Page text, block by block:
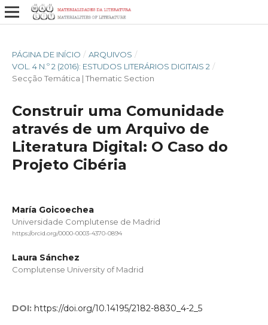
PÁGINA DE INÍCIO / ARQUIVOS /
VOL. 4 N.º 2 (2016): ESTUDOS LITERÁRIOS DIGITAIS 2 /
Secção Temática | Thematic Section
Construir uma Comunidade
através de um Arquivo de
Literatura Digital: O Caso do
Projeto Cibéria
María Goicoechea
Universidade Complutense de Madrid
https://orcid.org/0000-0003-4370-0894
Laura Sánchez
Complutense University of Madrid
DOI: https://doi.org/10.14195/2182-8830_4-2_5